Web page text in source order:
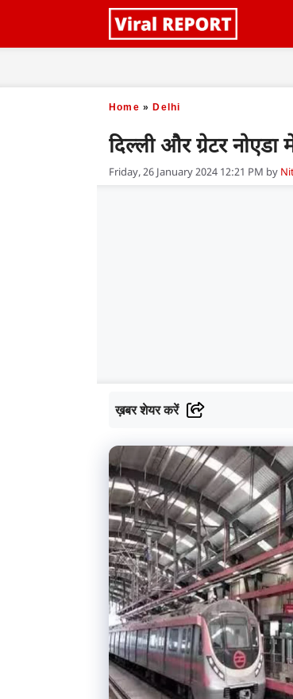
Home » Delhi
दिल्ली और ग्रेटर
Friday, 26 January 2024 12:21 PM by
ख़बर शेयर करें